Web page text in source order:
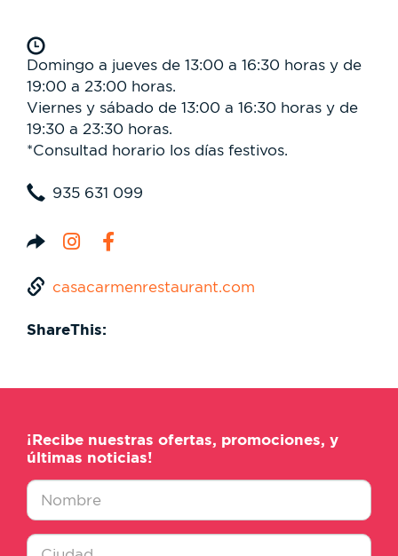
Domingo a jueves de 13:00 a 16:30 horas y de
19:00 a 23:00 horas.
Viernes y sábado de 13:00 a 16:30 horas y de
19:30 a 23:30 horas.
*Consultad horario los días festivos.
935 631 099
casacarmenrestaurant.com
ShareThis:
¡Recibe nuestras ofertas, promociones, y
últimas noticias!
Nombre